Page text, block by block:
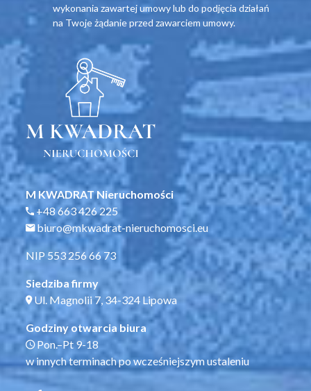
M KWADRAT Nieruchomości
+48 663 426 225
biuro@mkwadrat-nieruchomosci.eu
NIP 553 256 66 73
Siedziba firmy
Ul. Magnolii 7, 34-324 Lipowa
Godziny otwarcia biura
Pon.–Pt 9-18
w innych terminach po wcześniejszym ustaleniu
wykonania zawartej umowy lub do podjęcia działań
na Twoje żądanie przed zawarciem umowy.